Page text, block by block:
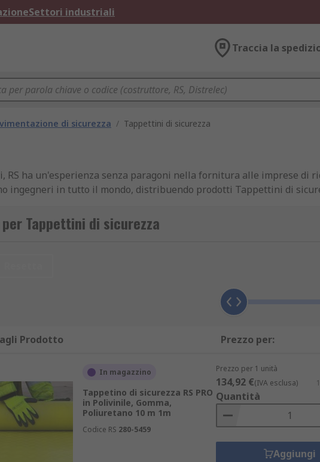
Settori industriali
Traccia la
di sicurezza / Tappettini di sicurezza
ha un'esperienza senza paragoni nella fornitura alle imprese di
ingegneri in tutto il mondo, distribuendo prodotti Tappettini di
Tappettini di sicurezza
Prodotto Prezzo per:
In magazzino
Tappetino di sicurezza RS PRO
in Polivinile, Gomma,
Poliuretano 10 m 1m
Codice RS 280-5459
Prezzo per 1 unità
134,92 €(IVA esclusa)
Quantità
Aggiungi